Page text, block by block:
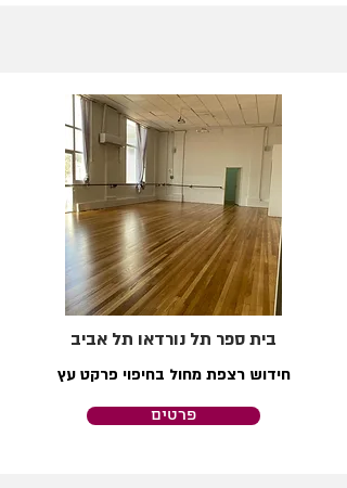
בית ספר תל נורדאו תל אביב
חידוש רצפת מחול בחיפוי פרקט עץ
פרטים